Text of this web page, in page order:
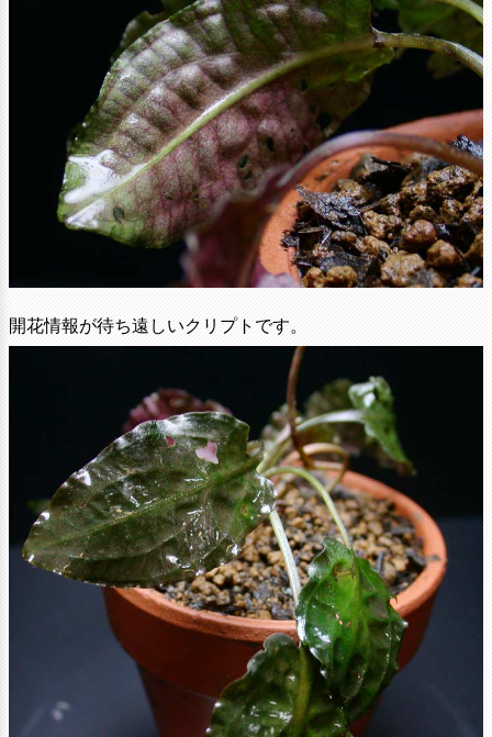
開花情報が待ち遠しいクリプトです。